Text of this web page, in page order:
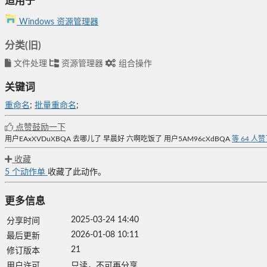
Windows 资源管理器
分类(旧)
文件处理 资源管理器 组合操作
关键词
重命名 ; 批量重命名 ;
点赞鼓励一下
用户EAxXVDuXBQA 去哪儿了 早晨好 六啊吃饭了 用户5AM96cXdBQA 等 64 人赞
收藏
5 个动作单 收藏了此动作。
更多信息
分享时间
2025-03-24 14:40
最后更新
2026-01-08 10:11
修订版本
21